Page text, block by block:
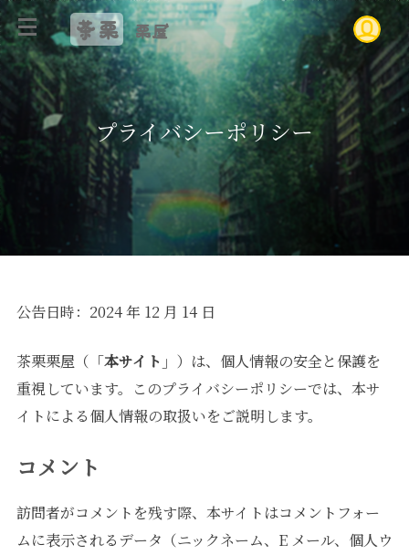
茶栗 栗屋
プライバシーポリシー
公告日時：2024 年 12 月 14 日
茶栗栗屋（「本サイト 」）は、個人情報の安全と保護を
重視しています。このプライバシーポリシーでは、本サ
イトによる個人情報の取扱いをご説明します。
コメント
訪問者がコメントを残す際、本サイトはコメントフォー
ムに表示されるデータ（ニックネーム、E メール、個人ウ